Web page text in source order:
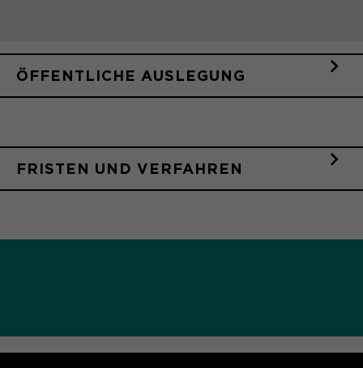
aktuellen Domäne.
ÖFFENTLICHE AUSLEGUNG
FRISTEN UND VERFAHREN